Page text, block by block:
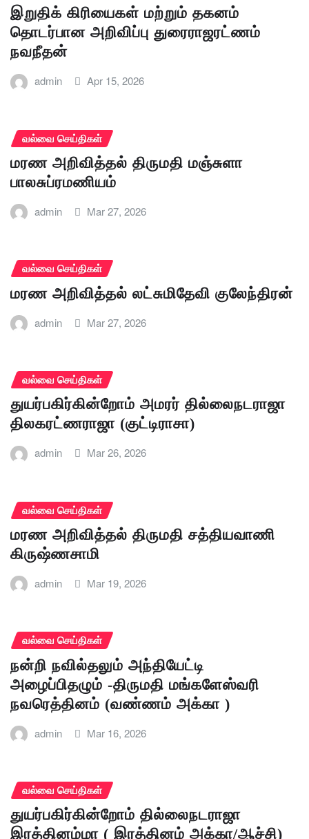
இறுதிக் கிரியைகள் மற்றும் தகனம்
தொடர்பான அறிவிப்பு துரைராஜரட்ணம்
நவநீதன்
admin Apr 15, 2026
வல்வை செய்திகள்
மரண அறிவித்தல் திருமதி மஞ்சுளா
பாலசுப்ரமணியம்
admin Mar 27, 2026
வல்வை செய்திகள்
மரண அறிவித்தல் லட்சுமிதேவி குலேந்திரன்
admin Mar 27, 2026
வல்வை செய்திகள்
துயர்பகிர்கின்றோம் அமரர் தில்லைநடராஜா
திலகரட்ணராஜா (குட்டிராசா)
admin Mar 26, 2026
வல்வை செய்திகள்
மரண அறிவித்தல் திருமதி சத்தியவாணி
கிருஷ்ணசாமி
admin Mar 19, 2026
வல்வை செய்திகள்
நன்றி நவில்தலும் அந்தியேட்டி
அழைப்பிதழும் -திருமதி மங்களேஸ்வரி
நவரெத்தினம் (வண்ணம் அக்கா )
admin Mar 16, 2026
வல்வை செய்திகள்
துயர்பகிர்கின்றோம் தில்லைநடராஜா
இரத்தினம்மா ( இரத்தினம் அக்கா/ஆச்சி)